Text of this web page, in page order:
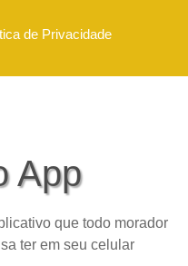
de Privacidade
App
que todo morador
ter em seu celular